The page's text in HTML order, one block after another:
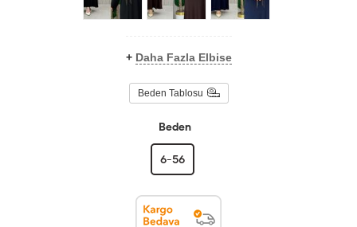
+ Daha Fazla Elbise
Beden Tablosu
Beden
6-56